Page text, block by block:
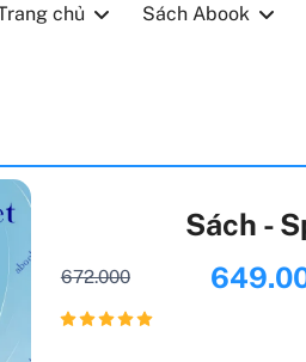
chủ Sách Abook
Sách -
672.000